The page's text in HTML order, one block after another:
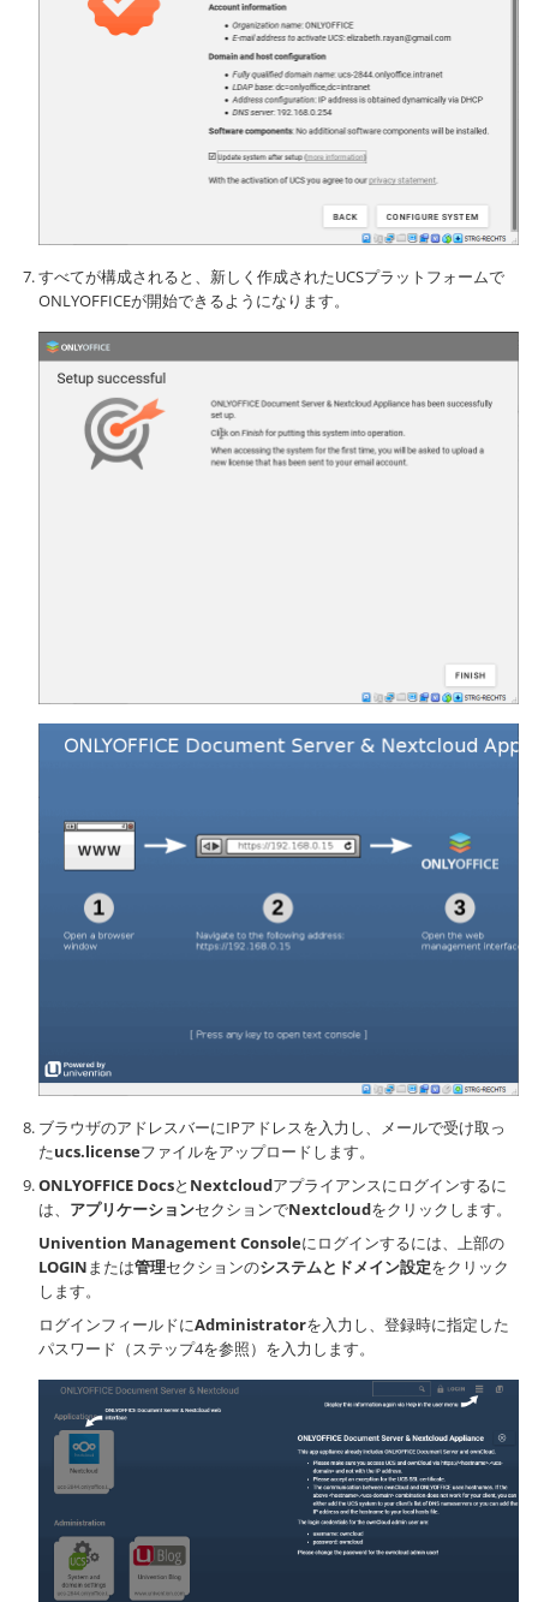
すべてが構成されると、新しく作成されたUCSプラットフォームで
ONLYOFFICEが開始できるようになります。
ブラウザのアドレスバーにIPアドレスを入力し、メールで受け取っ
たucs.licenseファイルをアップロードします。
ONLYOFFICE Docsと Nextcloudアプライアンスにログインするに
は、 アプリケーションセクションでNextcloudをクリックします。
Univention Management Consoleにログインするには、上部の
LOGINまたは管理セクションのシステムとドメイン設定をクリック
します。
ログインフィールドにAdministratorを入力し、登録時に指定した
パスワード（ステップ4を参照）を入力します。